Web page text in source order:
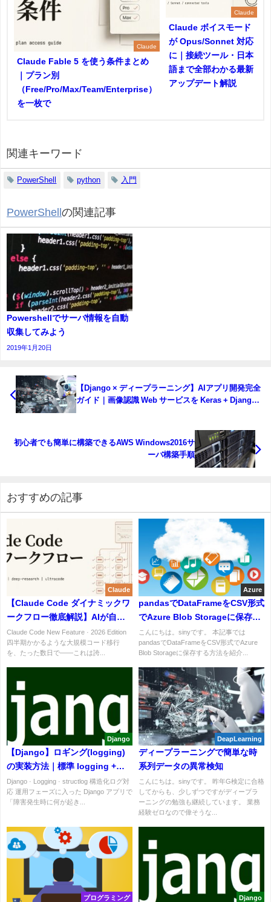
Claude
Claude Fable 5 を使う条件まとめ
｜プラン別
（Free/Pro/Max/Team/Enterprise）
を一枚で
Claude
Claude ボイスモード
が Opus/Sonnet 対応
に｜接続ツール・日本
語まで全部わかる最新
アップデート解説
関連キーワード
PowerShell python 入門
PowerShell の関連記事
Powershellでサーバ情報を自動
収集してみよう
2019年1月20日
【Django × ディープラーニング】AIアプリ開発完全
ガイド｜画像認識 Web サービスを Keras + Django
初心者でも簡単に構築できるAWS Windows2016サ
ーバ構築手順
おすすめの記事
Claude
【Claude Code ダイナミックワ
ークフロー徹底解説】AIが自分
でチームを組む新機能を非エン
ジニア向けに｜/deep-research
から始める
Claude Code New Feature · 2026 Edition
四半期かかるような大規模コード移行
を、たった数日で——これは誇...
Azure
pandasでDataFrameをCSV形式
でAzure Blob Storageに保存す
る方法
こんにちは。sinyです。 本記事では
pandasでDataFrameをCSV形式でAzure
Blob Storageに保存する方法を紹介...
Django
【Django】ロギング(logging)
の実装方法｜標準 logging +
django-structlog で構造化ログ
まで完全対応
Django · Logging · structlog 構造化ログ対
応 運用フェーズに入った Django アプリで
「障害発生時に何が起き...
DeapLearning
ディープラーニングで簡単な時
系列データの異常検知
こんにちは。sinyです。 昨年G検定に合格
してからも、少しずつですがディープラ
ーニングの勉強も継続しています。 業務
経験ゼロなので偉そうな...
プログラミング Django